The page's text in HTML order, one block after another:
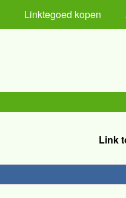
Linktegoed kopen
Link